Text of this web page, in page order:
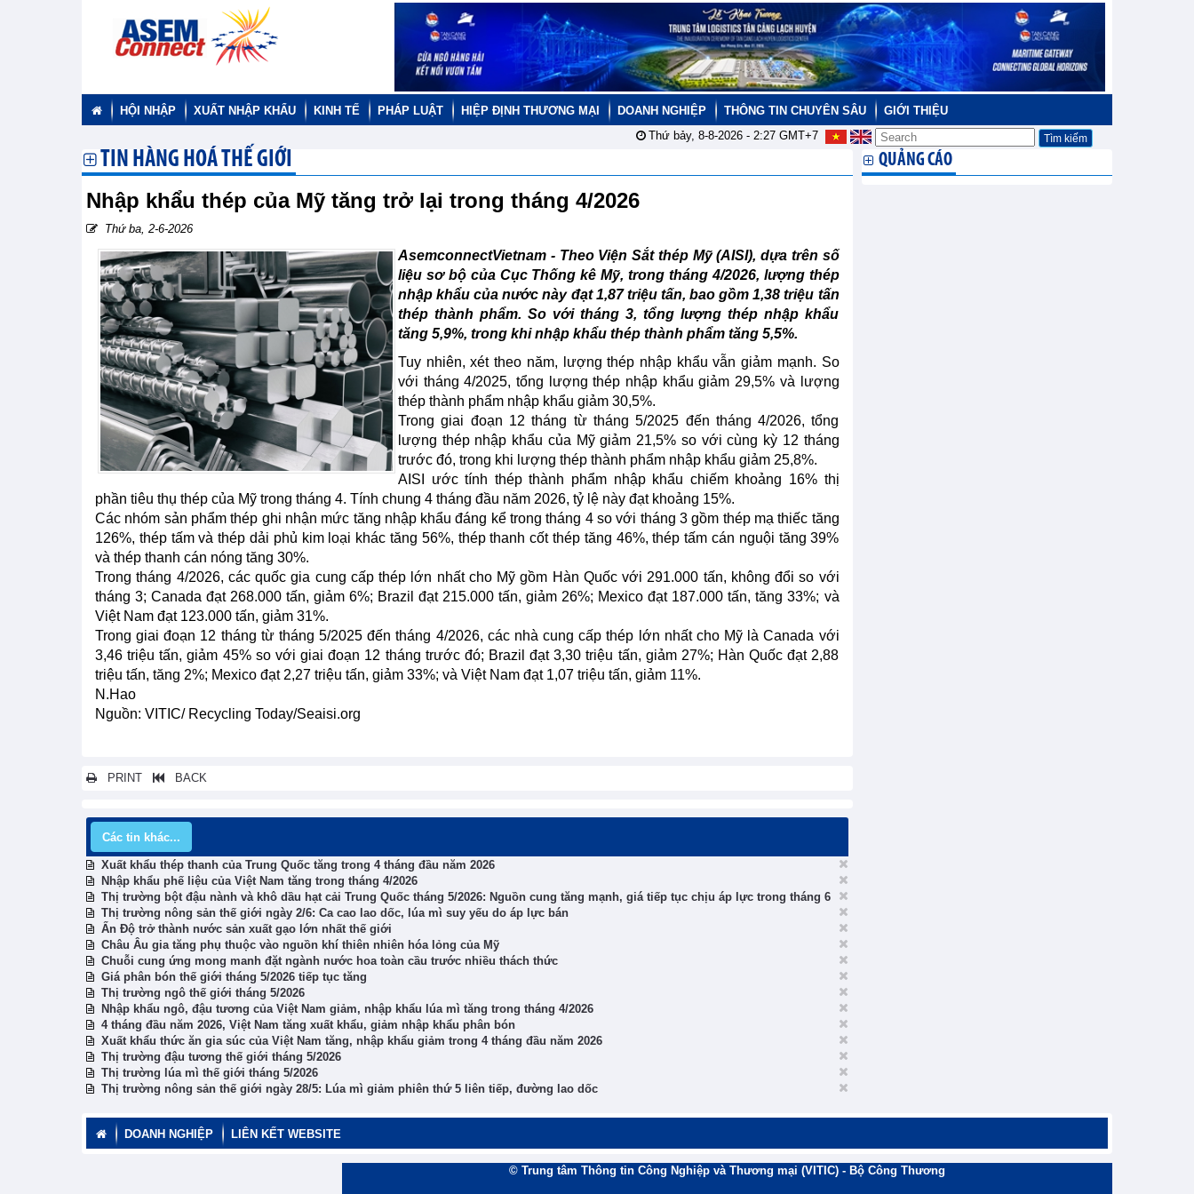
HỘI NHẬP XUẤT NHẬP KHẨU KINH TẾ PHÁP LUẬT HIỆP ĐỊNH THƯƠNG MẠI DOANH NGHIỆP THÔNG TIN CHUYÊN SÂU
GIỚI THIỆU
Thứ bảy, 8-8-2026 - 2:27GMT+7
TIN HÀNG HOÁ THẾ GIỚI
Nhập khẩu thép của Mỹ tăng trở lại trong tháng 4/2026
Thứ ba, 2-6-2026
AsemconnectVietnam - Theo Viện Sắt thép Mỹ (AISI), dựa trên số
liệu sơ bộ của Cục Thống kê Mỹ, trong tháng 4/2026, lượng thép
nhập khẩu của nước này đạt 1,87 triệu tấn, bao gồm 1,38 triệu tấn
thép thành phẩm. So với tháng 3, tổng lượng thép nhập khẩu
tăng 5,9%, trong khi nhập khẩu thép thành phẩm tăng 5,5%.
Tuy nhiên, xét theo năm, lượng thép nhập khẩu vẫn giảm mạnh. So
với tháng 4/2025, tổng lượng thép nhập khẩu giảm 29,5% và lượng
thép thành phẩm nhập khẩu giảm 30,5%.
Trong giai đoạn 12 tháng từ tháng 5/2025 đến tháng 4/2026, tổng
lượng thép nhập khẩu của Mỹ giảm 21,5% so với cùng kỳ 12 tháng
trước đó, trong khi lượng thép thành phẩm nhập khẩu giảm 25,8%.
AISI ước tính thép thành phẩm nhập khẩu chiếm khoảng 16% thị
phần tiêu thụ thép của Mỹ trong tháng 4. Tính chung 4 tháng đầu năm 2026, tỷ lệ này đạt khoảng 15%.
Các nhóm sản phẩm thép ghi nhận mức tăng nhập khẩu đáng kể trong tháng 4 so với tháng 3 gồm thép mạ thiếc tăng
126%, thép tấm và thép dải phủ kim loại khác tăng 56%, thép thanh cốt thép tăng 46%, thép tấm cán nguội tăng 39%
và thép thanh cán nóng tăng 30%.
Trong tháng 4/2026, các quốc gia cung cấp thép lớn nhất cho Mỹ gồm Hàn Quốc với 291.000 tấn, không đổi so với
tháng 3; Canada đạt 268.000 tấn, giảm 6%; Brazil đạt 215.000 tấn, giảm 26%; Mexico đạt 187.000 tấn, tăng 33%; và
Việt Nam đạt 123.000 tấn, giảm 31%.
Trong giai đoạn 12 tháng từ tháng 5/2025 đến tháng 4/2026, các nhà cung cấp thép lớn nhất cho Mỹ là Canada với
3,46 triệu tấn, giảm 45% so với giai đoạn 12 tháng trước đó; Brazil đạt 3,30 triệu tấn, giảm 27%; Hàn Quốc đạt 2,88
triệu tấn, tăng 2%; Mexico đạt 2,27 triệu tấn, giảm 33%; và Việt Nam đạt 1,07 triệu tấn, giảm 11%.
N.Hao
Nguồn: VITIC/ Recycling Today/Seaisi.org
PRINT BACK
Các tin khác...
Xuất khẩu thép thanh của Trung Quốc tăng trong 4 tháng đầu năm 2026
Nhập khẩu phế liệu của Việt Nam tăng trong tháng 4/2026
Thị trường bột đậu nành và khô dầu hạt cải Trung Quốc tháng 5/2026: Nguồn cung tăng mạnh, giá tiếp tục chịu áp lực trong tháng 6
Thị trường nông sản thế giới ngày 2/6: Ca cao lao dốc, lúa mì suy yếu do áp lực bán
Ấn Độ trở thành nước sản xuất gạo lớn nhất thế giới
Châu Âu gia tăng phụ thuộc vào nguồn khí thiên nhiên hóa lỏng của Mỹ
Chuỗi cung ứng mong manh đặt ngành nước hoa toàn cầu trước nhiều thách thức
Giá phân bón thế giới tháng 5/2026 tiếp tục tăng
Thị trường ngô thế giới tháng 5/2026
Nhập khẩu ngô, đậu tương của Việt Nam giảm, nhập khẩu lúa mì tăng trong tháng 4/2026
4 tháng đầu năm 2026, Việt Nam tăng xuất khẩu, giảm nhập khẩu phân bón
Xuất khẩu thức ăn gia súc của Việt Nam tăng, nhập khẩu giảm trong 4 tháng đầu năm 2026
Thị trường đậu tương thế giới tháng 5/2026
Thị trường lúa mì thế giới tháng 5/2026
Thị trường nông sản thế giới ngày 28/5: Lúa mì giảm phiên thứ 5 liên tiếp, đường lao dốc
QUẢNG CÁO
DOANH NGHIỆP LIÊN KẾT WEBSITE
© Trung tâm Thông tin Công Nghiệp và Thương mại (VITIC) - Bộ Công Thương